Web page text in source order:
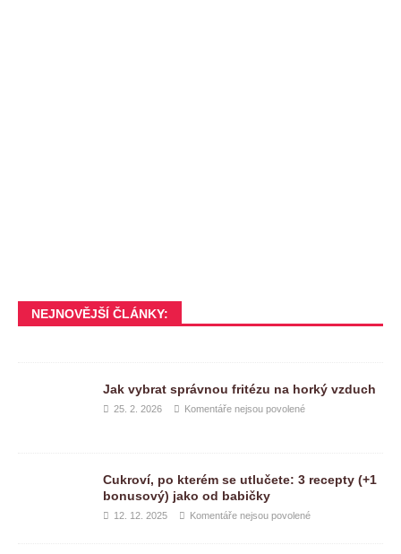
NEJNOVĚJŠÍ ČLÁNKY:
Jak vybrat správnou fritézu na horký vzduch
25. 2. 2026 Komentáře nejsou povolené
Cukroví, po kterém se utlučete: 3 recepty (+1
bonusový) jako od babičky
12. 12. 2025 Komentáře nejsou povolené